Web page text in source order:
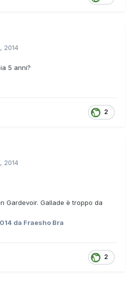
2014
5 anni?
2
2014
Gardevoir. Gallade è troppo da
da Fraesho Bra
2